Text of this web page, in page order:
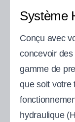
Système
Conçu avec
concevoir
gamme de
que soit votre
hydraulique